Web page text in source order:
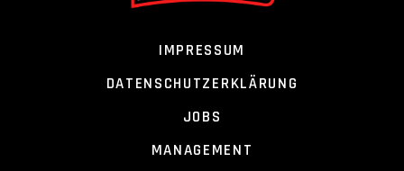
IMPRESSUM
DATENSCHUTZERKLÄRUNG
JOBS
MANAGEMENT